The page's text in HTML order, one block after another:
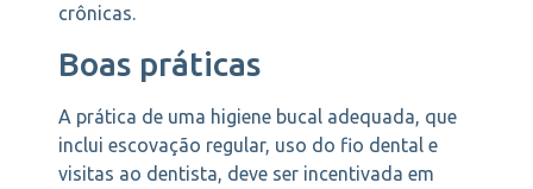
crônicas.
Boas práticas
A prática de uma higiene bucal adequada, que
inclui escovação regular, uso do fio dental e
visitas ao dentista, deve ser incentivada em